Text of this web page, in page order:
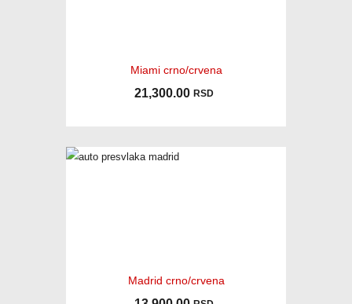
Miami crno/crvena
21,300.00 RSD
Madrid crno/crvena